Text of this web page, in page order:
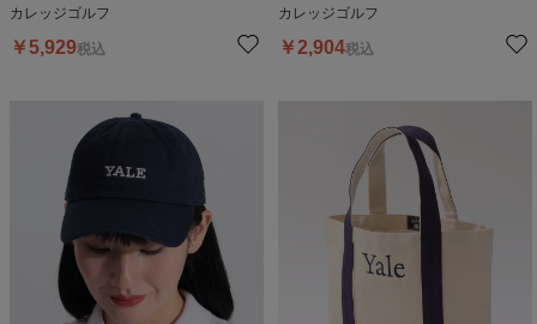
カレッジゴルフ
￥5,929税込
カレッジゴルフ
￥2,904税込